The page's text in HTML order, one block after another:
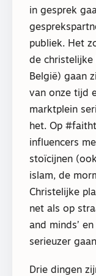
in gesprek
publiek. Het
de christelijke
België) gaan
van onze tijd
marktplein
het. Op
influencers
stoïcijnen
islam, de
Christelijke
net als op
and minds’
serieuzer
Drie dingen